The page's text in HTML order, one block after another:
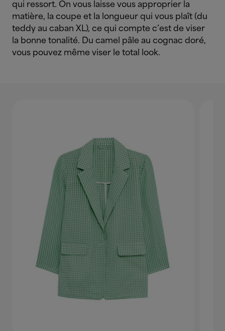
qui ressort. On vous laisse vous approprier la
matière, la coupe et la longueur qui vous plaît (du
teddy au caban XL), ce qui compte c’est de viser
la bonne tonalité. Du camel pâle au cognac doré,
vous pouvez même viser le total look.